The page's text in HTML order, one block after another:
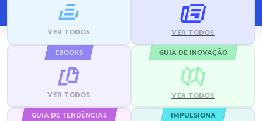
VER TODOS VER TODOS
EBOOKS
VER TODOS
GUIA DE INOVAÇÃO
VER TODOS
GUIA DE TENDÊNCIAS IMPULSIONA